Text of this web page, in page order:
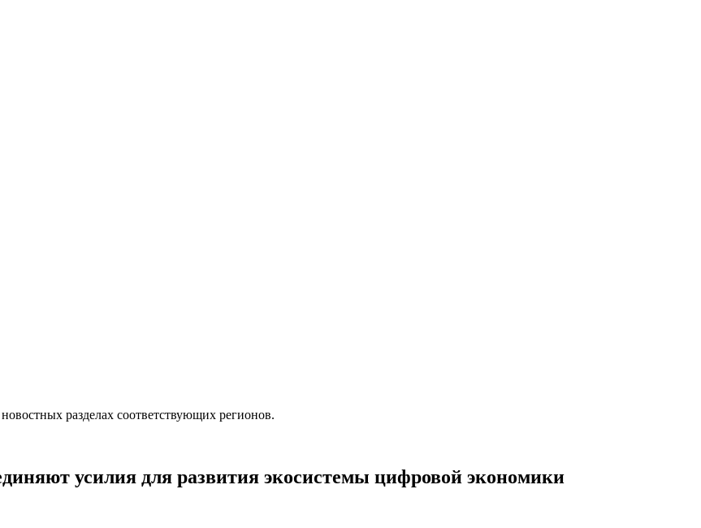
разделах соответствующих регионов.
усилия для развития экосистемы цифровой экономики